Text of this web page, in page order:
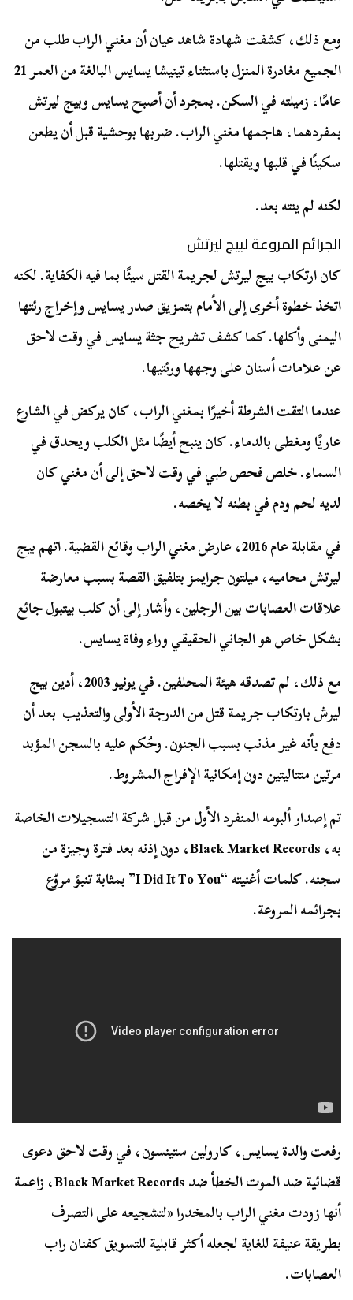
ومع ذلك، كشفت شهادة شاهد عيان أن مغني الراب طلب من
الجميع مغادرة المنزل باستثناء تينيشا يسايس البالغة من العمر 21
عامًا، زميلته في السكن. بمجرد أن أصبح يسايس وبيج ليرتش
بمفردهما، هاجمها مغني الراب. ضربها بوحشية قبل أن يطعن
سكينًا في قلبها ويقتلها.
لكنه لم ينته بعد.
الجرائم المروعة لبيج ليرتش
كان ارتكاب بيج ليرتش لجريمة القتل سيئًا بما فيه الكفاية. لكنه
اتخذ خطوة أخرى إلى الأمام بتمزيق صدر يسايس وإخراج رئتها
اليمنى وأكلها. كما كشف تشريح جثة يسايس في وقت لاحق
عن علامات أسنان على وجهها ورئتيها.
عندما التقت الشرطة أخيرًا بمغني الراب، كان يركض في الشارع
عاريًا ومغطى بالدماء. كان ينبح أيضًا مثل الكلب ويحدق في
السماء. خلص فحص طبي في وقت لاحق إلى أن مغني كان
لديه لحم ودم في بطنه لا يخصه.
في مقابلة عام 2016، عارض مغني الراب وقائع القضية. اتهم بيج
ليرتش محاميه، ميلتون جرايمز بتلفيق القصة بسبب معارضة
علاقات العصابات بين الرجلين، وأشار إلى أن كلب بيتبول جائع
بشكل خاص هو الجاني الحقيقي وراء وفاة يسايس.
مع ذلك، لم تصدقه هيئة المحلفين. في يونيو 2003، أدين بيج
ليرش بارتكاب جريمة قتل من الدرجة الأولى والتعذيب بعد أن
دفع بأنه غير مذنب بسبب الجنون. وحُكم عليه بالسجن المؤبد
مرتين متتاليتين دون إمكانية الإفراج المشروط.
تم إصدار ألبومه المنفرد الأول من قبل شركة التسجيلات الخاصة
به، Black Market Records، دون إذنه بعد فترة وجيزة من
سجنه. كلمات أغنيته “I Did It To You” بمثابة تنبؤ مروّع
بجرائمه المروعة.
رفعت والدة يسايس، كارولين ستينسون، في وقت لاحق دعوى
قضائية ضد الموت الخطأ ضد Black Market Records، زاعمة
أنها زودت مغني الراب بالمخدرا «لتشجيعه على التصرف
بطريقة عنيفة للغاية لجعله أكثر قابلية للتسويق كفنان راب
العصابات.